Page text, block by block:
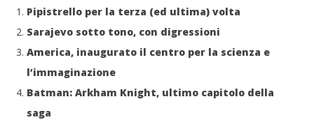
Pipistrello per la terza (ed ultima) volta
Sarajevo sotto tono, con digressioni
America, inaugurato il centro per la scienza e
l’immaginazione
Batman: Arkham Knight, ultimo capitolo della
saga